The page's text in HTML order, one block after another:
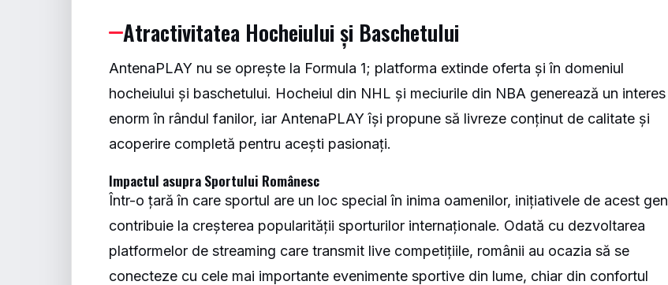
Atractivitatea Hocheiului și Baschetului
AntenaPLAY nu se oprește la Formula 1; platforma extinde oferta și în domeniul
hocheiului și baschetului. Hocheiul din NHL și meciurile din NBA generează un interes
enorm în rândul fanilor, iar AntenaPLAY își propune să livreze conținut de calitate și
acoperire completă pentru acești pasionați.
Impactul asupra Sportului Românesc
Într-o țară în care sportul are un loc special în inima oamenilor, inițiativele de acest gen
contribuie la creșterea popularității sporturilor internaționale. Odată cu dezvoltarea
platformelor de streaming care transmit live competițiile, românii au ocazia să se
conecteze cu cele mai importante evenimente sportive din lume, chiar din confortul